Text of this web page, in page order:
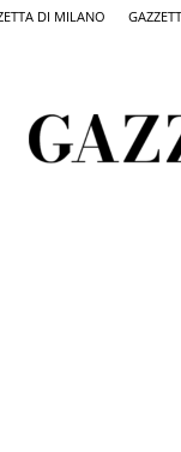
DI MILANO